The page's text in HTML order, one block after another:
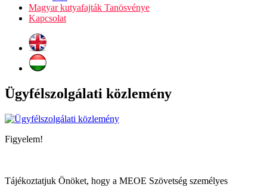
Magyar kutyafajták Tanösvénye
Kapcsolat
Ügyfélszolgálati közlemény
Figyelem!
Tájékoztatjuk Önöket, hogy a MEOE Szövetség személyes